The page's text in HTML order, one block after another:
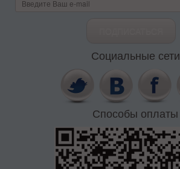
Социальные сети
Способы оплаты